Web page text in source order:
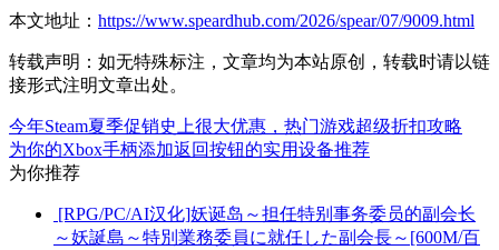
本文地址： https://www.speardhub.com/2026/spear/07/9009.html
转载声明： 如无特殊标注，文章均为本站原创，转载时请以链
接形式注明文章出处。
今年Steam夏季促销史上很大优惠，热门游戏超级折扣攻略
为你的Xbox手柄添加返回按钮的实用设备推荐
为你推荐
[RPG/PC/AI汉化]妖诞岛～担任特别事务委员的副会长
～妖誕島～特別業務委員に就任した副会長～[600M/百